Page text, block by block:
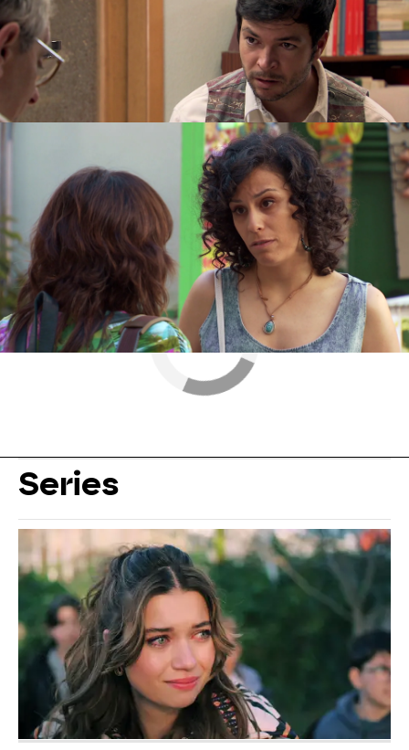
Para sorpresa de la farmacéutica, su hermana
quiere volverse a las Alpujarras con Martín. Sin
embargo, eso supondría separarse de Rocío y
Hugo
, y debe comunicárselo al padre del bebé...
» Series » Amar es para siempre » Capítulos
Series